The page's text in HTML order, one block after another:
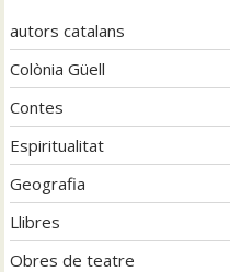
autors catalans
Colònia Güell
Contes
Espiritualitat
Geografia
Llibres
Obres de teatre